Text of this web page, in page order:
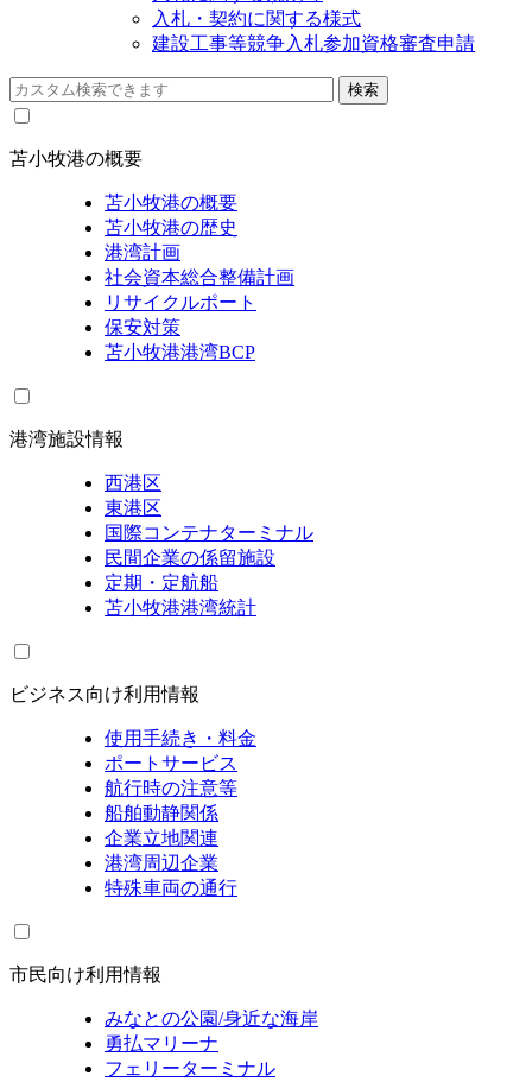
入札・契約に関する様式
建設工事等競争入札参加資格審査申請
苫小牧港の概要
苫小牧港の概要
苫小牧港の歴史
港湾計画
社会資本総合整備計画
リサイクルポート
保安対策
苫小牧港港湾BCP
港湾施設情報
西港区
東港区
国際コンテナターミナル
民間企業の係留施設
定期・定航船
苫小牧港港湾統計
ビジネス向け利用情報
使用手続き・料金
ポートサービス
航行時の注意等
船舶動静関係
企業立地関連
港湾周辺企業
特殊車両の通行
市民向け利用情報
みなとの公園/身近な海岸
勇払マリーナ
フェリーターミナル